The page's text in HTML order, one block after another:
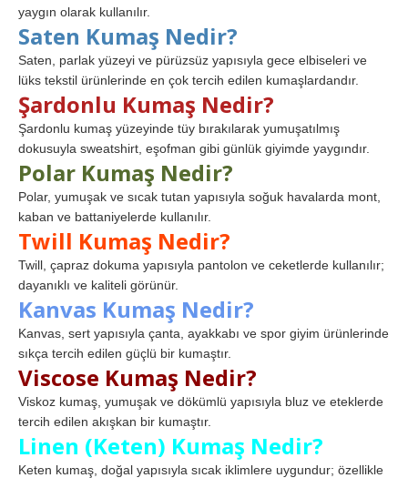
yaygın olarak kullanılır.
Saten Kumaş Nedir?
Saten, parlak yüzeyi ve pürüzsüz yapısıyla gece elbiseleri ve
lüks tekstil ürünlerinde en çok tercih edilen kumaşlardandır.
Şardonlu Kumaş Nedir?
Şardonlu kumaş yüzeyinde tüy bırakılarak yumuşatılmış
dokusuyla sweatshirt, eşofman gibi günlük giyimde yaygındır.
Polar Kumaş Nedir?
Polar, yumuşak ve sıcak tutan yapısıyla soğuk havalarda mont,
kaban ve battaniyelerde kullanılır.
Twill Kumaş Nedir?
Twill, çapraz dokuma yapısıyla pantolon ve ceketlerde kullanılır;
dayanıklı ve kaliteli görünür.
Kanvas Kumaş Nedir?
Kanvas, sert yapısıyla çanta, ayakkabı ve spor giyim ürünlerinde
sıkça tercih edilen güçlü bir kumaştır.
Viscose Kumaş Nedir?
Viskoz kumaş, yumuşak ve dökümlü yapısıyla bluz ve eteklerde
tercih edilen akışkan bir kumaştır.
Linen (Keten) Kumaş Nedir?
Keten kumaş, doğal yapısıyla sıcak iklimlere uygundur; özellikle